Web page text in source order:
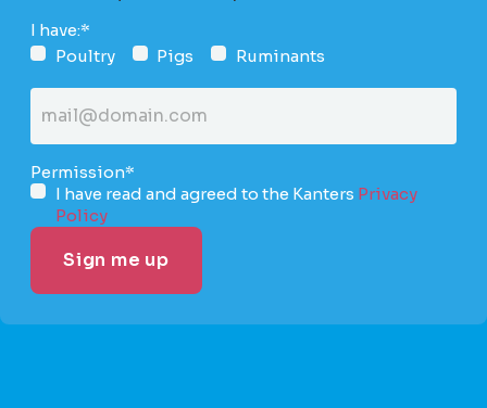
I have:*
Poultry
Pigs
Ruminants
Email
address*
Permission*
I have read and agreed to the Kanters Privacy
Policy